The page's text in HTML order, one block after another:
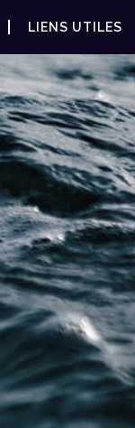
LIENS UTILES